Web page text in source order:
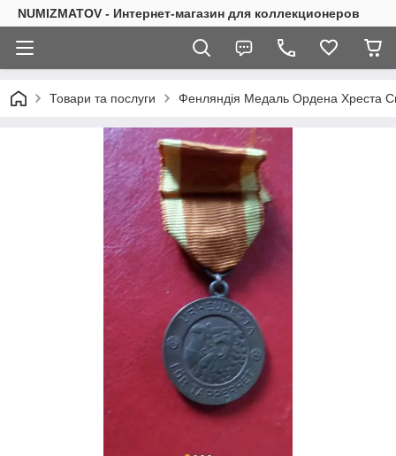
NUMIZMATOV - Интернет-магазин для коллекционеров
Товари та послуги Фенляндія Медаль Ордена Хреста